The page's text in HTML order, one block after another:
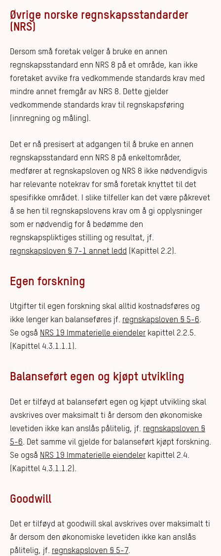
Øvrige norske regnskapsstandarder
(NRS)
Dersom små foretak velger å bruke en annen
regnskapsstandard enn NRS 8 på et område, kan ikke
foretaket avvike fra vedkommende standards krav med
mindre annet fremgår av NRS 8. Dette gjelder
vedkommende standards krav til regnskapsføring
(innregning og måling).
Det er nå presisert at adgangen til å bruke en annen
regnskapsstandard enn NRS 8 på enkeltområder,
medfører at regnskapsloven og NRS 8 ikke nødvendigvis
har relevante notekrav for små foretak knyttet til det
spesifikke området. I slike tilfeller kan det være påkrevet
å se hen til regnskapslovens krav om å gi opplysninger
som er nødvendig for å bedømme den
regnskapspliktiges stilling og resultat, jf.
regnskapsloven § 7-1 annet ledd (Kapittel 2.2).
Egen forskning
Utgifter til egen forskning skal alltid kostnadsføres og
ikke lenger kan balanseføres jf. regnskapsloven § 5-6.
Se også NRS 19 Immaterielle eiendeler kapittel 2.2.5.
(Kapittel 4.3.1.1.1).
Balanseført egen og kjøpt utvikling
Det er tilføyd at balanseført egen og kjøpt utvikling skal
avskrives over maksimalt ti år dersom den økonomiske
levetiden ikke kan anslås pålitelig, jf. regnskapsloven §
5-6. Det samme vil gjelde for balanseført kjøpt forskning.
Se også NRS 19 Immaterielle eiendeler kapittel 2.4.
(Kapittel 4.3.1.1.2).
Goodwill
Det er tilføyd at goodwill skal avskrives over maksimalt ti
år dersom den økonomiske levetiden ikke kan anslås
pålitelig, jf. regnskapsloven § 5-7.